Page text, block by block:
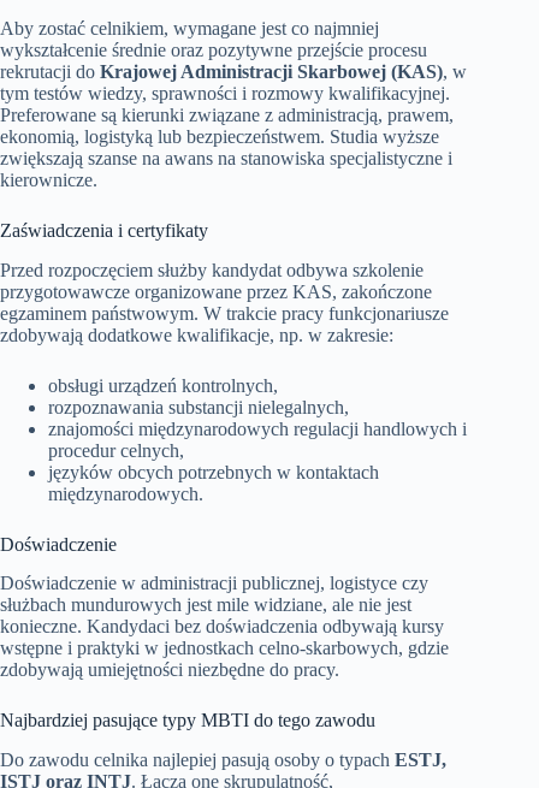
Aby zostać celnikiem, wymagane jest co najmniej
wykształcenie średnie oraz pozytywne przejście procesu
rekrutacji do Krajowej Administracji Skarbowej (KAS), w
tym testów wiedzy, sprawności i rozmowy kwalifikacyjnej.
Preferowane są kierunki związane z administracją, prawem,
ekonomią, logistyką lub bezpieczeństwem. Studia wyższe
zwiększają szanse na awans na stanowiska specjalistyczne i
kierownicze.
Zaświadczenia i certyfikaty
Przed rozpoczęciem służby kandydat odbywa szkolenie
przygotowawcze organizowane przez KAS, zakończone
egzaminem państwowym. W trakcie pracy funkcjonariusze
zdobywają dodatkowe kwalifikacje, np. w zakresie:
obsługi urządzeń kontrolnych,
rozpoznawania substancji nielegalnych,
znajomości międzynarodowych regulacji handlowych i
procedur celnych,
języków obcych potrzebnych w kontaktach
międzynarodowych.
Doświadczenie
Doświadczenie w administracji publicznej, logistyce czy
służbach mundurowych jest mile widziane, ale nie jest
konieczne. Kandydaci bez doświadczenia odbywają kursy
wstępne i praktyki w jednostkach celno-skarbowych, gdzie
zdobywają umiejętności niezbędne do pracy.
Najbardziej pasujące typy MBTI do tego zawodu
Do zawodu celnika najlepiej pasują osoby o typach ESTJ,
ISTJ oraz INTJ. Łączą one skrupulatność,